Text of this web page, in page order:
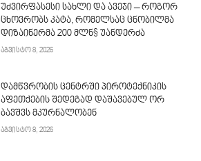
უძვირფასესი სახლი და ავეჯი – როგორ
ცხოვრობს კატა, რომელსაც ცნობილმა
დიზაინერმა 200 მლნ$ უანდერძა
აგვისტო 8, 2026
დამწვრობის ცენტრში პიროტექნიკის
აფეთქების შედეგად დაშავებულ ორ
ბავშვს მკურნალობენ
აგვისტო 8, 2026